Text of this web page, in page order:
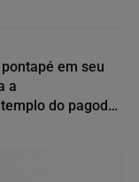
em seu
a
do pagode